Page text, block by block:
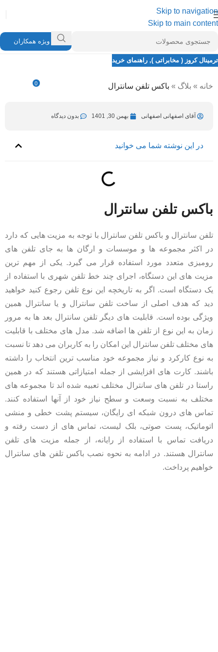
Skip to navigation
Skip to main content
ویژه همکاران
ترمینال کروز ( مخابراتی ), راهنمای خرید
آقای اصفهانی اصفهانیبهمن 14, 1401
0 خانه » بلاگ » باکس تلفن سانترال
آقای اصفهانی اصفهانی بهمن 30, 1401 بدون دیدگاه
در این نوشته شما می خوانید
باکس تلفن سانترال
تلفن سانترال و باکس تلفن سانترال با توجه به مزیت هایی که دارد
در اکثر مجموعه ها و موسسات و ارگان ها به جای تلفن های
رومیزی متعدد مورد استفاده قرار می گیرد. یکی از مهم ترین
مزیت های این دستگاه، اجرای چند خط تلفن شهری با استفاده از
یک دستگاه است. اگر به تاریخچه این نوع تلفن رجوع کنید خواهید
دید که هدف اصلی از ساخت تلفن سانترال و یا سانترال همین
ویژگی بوده است. قابلیت های دیگر تلفن سانترال بعد ها به مرور
زمان به این نوع از تلفن ها اضافه شد. مدل های مختلف با قابلیت
های مختلف تلفن سانترال این امکان را به کاربران می دهد تا نسبت
به نوع کارکرد و نیاز مجموعه خود مناسب ترین انتخاب را داشته
باشند. کارت های افزایشی از جمله امتیازاتی هستند که در همین
راستا در تلفن های سانترال مختلف تعبیه شده اند تا مجموعه های
مختلف به نسبت وسعت و سطح نیاز خود از آنها استفاده کنند.
تماس های درون شبکه ای رایگان، سیستم پشت خطی و منشی
اتوماتیک، پست صوتی، بلک لیست، تماس های از دست رفته و
دریافت تماس با استفاده از رایانه، از جمله مزیت های تلفن
سانترال هستند. در ادامه به نحوه نصب باکس تلفن های سانترال
خواهیم پرداخت.